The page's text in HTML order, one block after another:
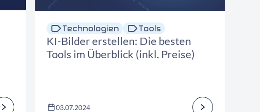
Technologien Tools
KI-Bilder erstellen: Die besten
Tools im Überblick (inkl. Preise)
03.07.2024